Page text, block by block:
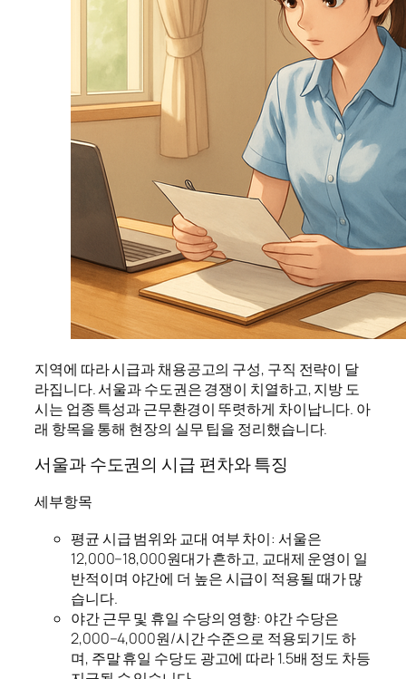
지역에 따라 시급과 채용공고의 구성, 구직 전략이 달
라집니다. 서울과 수도권은 경쟁이 치열하고, 지방 도
시는 업종 특성과 근무환경이 뚜렷하게 차이납니다. 아
래 항목을 통해 현장의 실무 팁을 정리했습니다.
서울과 수도권의 시급 편차와 특징
세부항목
평균 시급 범위와 교대 여부 차이: 서울은
12,000–18,000원대가 흔하고, 교대제 운영이 일
반적이며 야간에 더 높은 시급이 적용될 때가 많
습니다.
야간 근무 및 휴일 수당의 영향: 야간 수당은
2,000–4,000원/시간 수준으로 적용되기도 하
며, 주말 휴일 수당도 광고에 따라 1.5배 정도 차등